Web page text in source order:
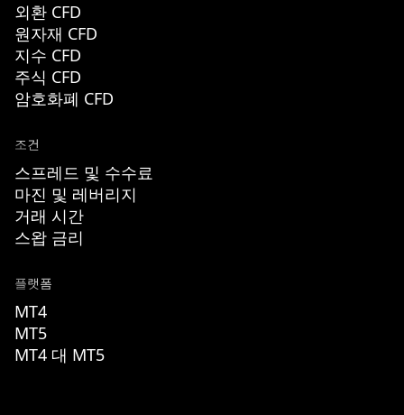
외환 CFD
원자재 CFD
지수 CFD
주식 CFD
암호화폐 CFD
조건
스프레드 및 수수료
마진 및 레버리지
거래 시간
스왑 금리
플랫폼
MT4
MT5
MT4 대 MT5